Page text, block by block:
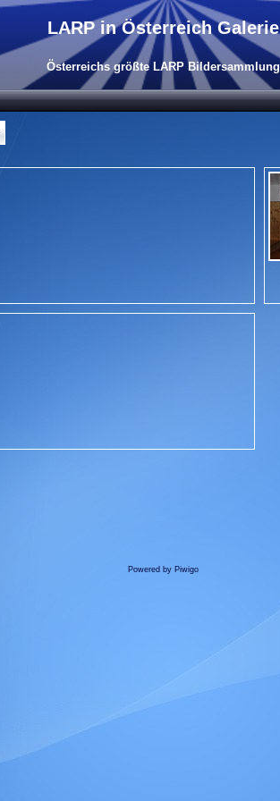
LARP in Österreich Galerie
Österreichs größte LARP Bildersammlung
Powered by Piwigo